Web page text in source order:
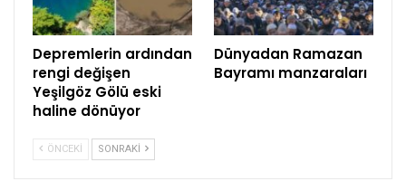
Depremlerin ardından
rengi değişen
Yeşilgöz Gölü eski
haline dönüyor
Dünyadan Ramazan
Bayramı manzaraları
ÖNCEKI SONRAKI